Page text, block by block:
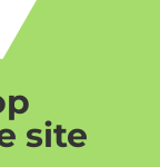
site